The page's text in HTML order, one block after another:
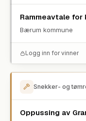
Rammeavtale
Bærum kommune
Logg inn for vinner
Snekker- og
Oppussing av